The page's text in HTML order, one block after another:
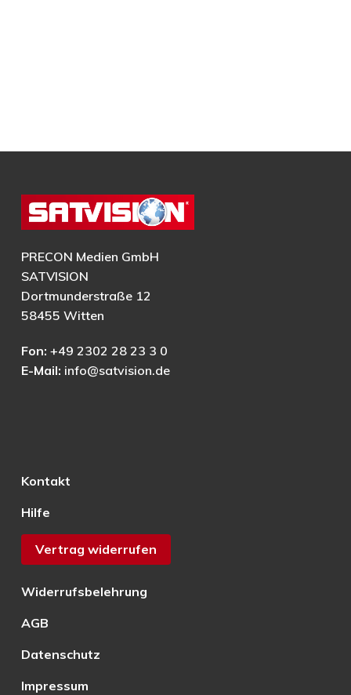
PRECON Medien GmbH
SATVISION
Dortmunderstraße 12
58455 Witten
Fon: +49 2302 28 23 3 0
E-Mail: info@satvision.de
Kontakt
Hilfe
Vertrag widerrufen
Widerrufsbelehrung
AGB
Datenschutz
Impressum